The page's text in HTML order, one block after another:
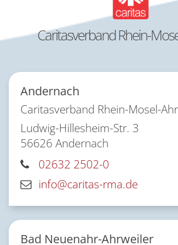
Caritasverband Rhein-
Andernach
Caritasverband Rhein-Mosel-
Ludwig-Hillesheim-Str. 3
56626 Andernach
02632 2502-0
info@caritas-rma.de
Bad Neuenahr-Ahrweiler